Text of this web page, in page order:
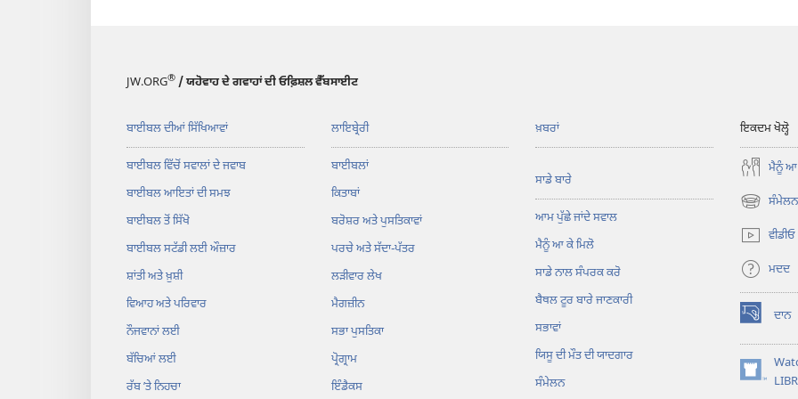
JW.ORG® / ਯਹੋਵਾਹ ਦੇ ਗਵਾਹਾਂ ਦੀ ਓਫ਼ਿਸ਼ਲ ਵੈੱਬਸਾਈਟ
ਬਾਈਬਲ ਦੀਆਂ ਸਿੱਖਿਆਵਾਂ
ਬਾਈਬਲ ਵਿੱਚੋਂ ਸਵਾਲਾਂ ਦੇ ਜਵਾਬ
ਬਾਈਬਲ ਆਇਤਾਂ ਦੀ ਸਮਝ
ਬਾਈਬਲ ਤੋਂ ਸਿੱਖੋ
ਬਾਈਬਲ ਸਟੱਡੀ ਲਈ ਔਜ਼ਾਰ
ਸ਼ਾਂਤੀ ਅਤੇ ਖ਼ੁਸ਼ੀ
ਵਿਆਹ ਅਤੇ ਪਰਿਵਾਰ
ਨੌਜਵਾਨਾਂ ਲਈ
ਬੱਚਿਆਂ ਲਈ
ਰੱਬ ʼਤੇ ਨਿਹਚਾ
ਲਾਇਬ੍ਰੇਰੀ
ਬਾਈਬਲਾਂ
ਕਿਤਾਬਾਂ
ਬਰੋਸ਼ਰ ਅਤੇ ਪੁਸਤਿਕਾਵਾਂ
ਪਰਚੇ ਅਤੇ ਸੱਦਾ-ਪੱਤਰ
ਲੜੀਵਾਰ ਲੇਖ
ਮੈਗਜ਼ੀਨ
ਸਭਾ ਪੁਸਤਿਕਾ
ਪ੍ਰੋਗ੍ਰਾਮ
ਇੰਡੈਕਸ
ਖ਼ਬਰਾਂ
ਸਾਡੇ ਬਾਰੇ
ਆਮ ਪੁੱਛੇ ਜਾਂਦੇ ਸਵਾਲ
ਮੈਨੂੰ ਆ ਕੇ ਮਿਲੋ
ਸਾਡੇ ਨਾਲ ਸੰਪਰਕ ਕਰੋ
ਬੈਥਲ ਟੂਰ ਬਾਰੇ ਜਾਣਕਾਰੀ
ਸਭਾਵਾਂ
ਯਿਸੂ ਦੀ ਮੌਤ ਦੀ ਯਾਦਗਾਰ
ਸੰਮੇਲਨ
ਇਕਦਮ ਖੋਲ੍ਹੋ
ਮੈਨੂੰ ਆ
ਸੰਮੇਲਨ
(opens
new ਵੀਡੀਓ
ਮਦਦ
ਦਾਨ
(opens
new
window)
(opens